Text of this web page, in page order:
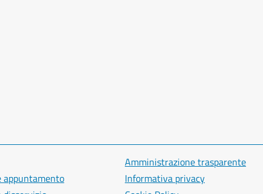
appuntamento
Amministrazione trasparente
Informativa privacy